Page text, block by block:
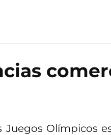
Juegos Olímpicos